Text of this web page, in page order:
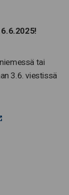
tai
3.6. viestissä